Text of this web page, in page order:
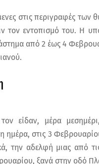
στις περιγραφές
τον εντοπισμό του. Η
από 2 έως 4
τον είδαν, μέρα
ημέρα, στις 3
την αδελφή μιας από
ξανά στην οδό